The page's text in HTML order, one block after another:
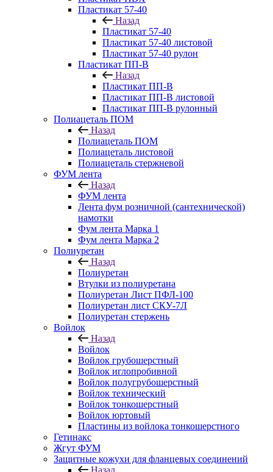
Пластикат 57-40
Назад
Пластикат 57-40
Пластикат 57-40 листовой
Пластикат 57-40 рулон
Пластикат ПП-В
Назад
Пластикат ПП-В
Пластикат ПП-В листовой
Пластикат ПП-В рулонный
Полиацеталь ПОМ
Назад
Полиацеталь ПОМ
Полиацеталь листовой
Полиацеталь стержневой
ФУМ лента
Назад
ФУМ лента
Лента фум розничной (сантехнической)
намотки
Фум лента Марка 1
Фум лента Марка 2
Полиуретан
Назад
Полиуретан
Втулки из полиуретана
Полиуретан Лист ПФЛ-100
Полиуретан лист СКУ-7Л
Полиуретан стержень
Войлок
Назад
Войлок
Войлок грубошерстный
Войлок иглопробивной
Войлок полугрубошерстный
Войлок технический
Войлок тонкошерстный
Войлок юртовый
Пластины из войлока тонкошерстного
Гетинакс
Жгут ФУМ
Защитные кожухи для фланцевых соединений